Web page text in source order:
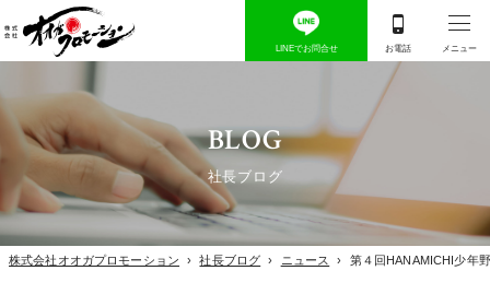
BLOG
社長ブログ
株式会社オオガプロモーション › 社長ブログ › ニュース › 第４回HANAMICHI少年